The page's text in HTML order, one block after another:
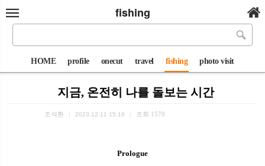
fishing
HOME profile onecut travel fishing photo visit
지금, 온전히 나를 돌보는 시간
조석환 2023.12.11 15:16 조회 1578
Prologue